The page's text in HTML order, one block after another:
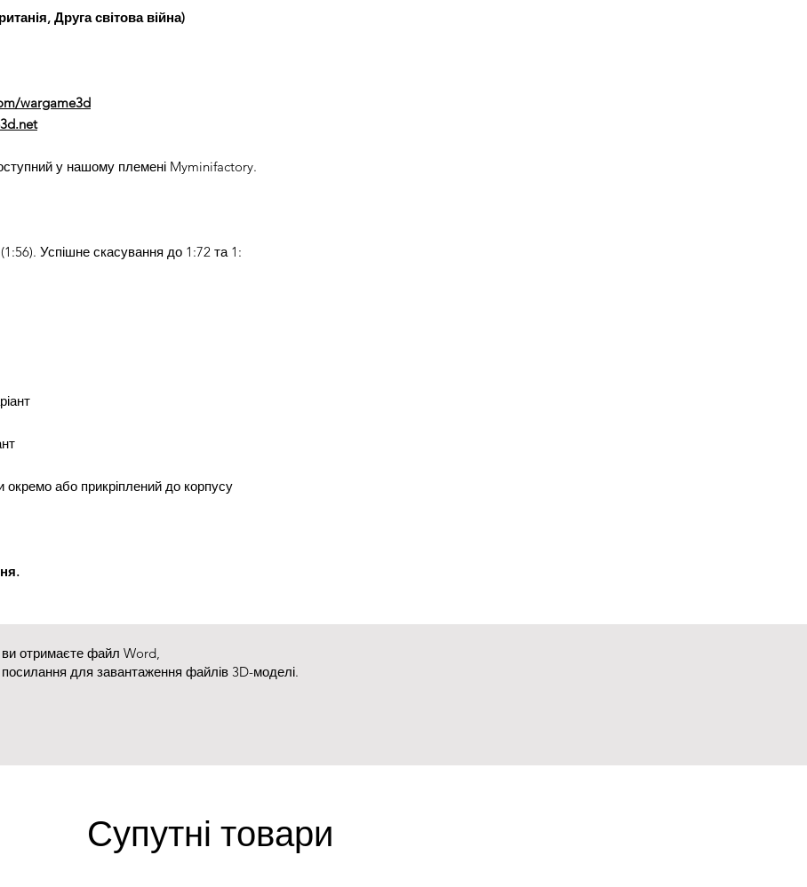
Друга світова війна)
wargame3d
у нашому племені Myminifactory.
Успішне скасування до 1:72 та 1:
окремо або прикріплений до корпусу
ви отримаєте файл Word,
для завантаження файлів 3D-моделі.
Супутні товари